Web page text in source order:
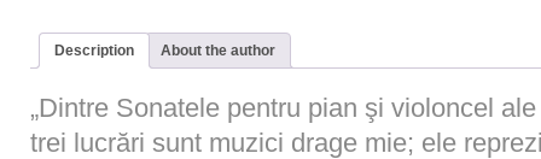
Description About the author
„Dintre Sonatele pentru pian şi violoncel
trei lucrări sunt muzici drage mie; ele